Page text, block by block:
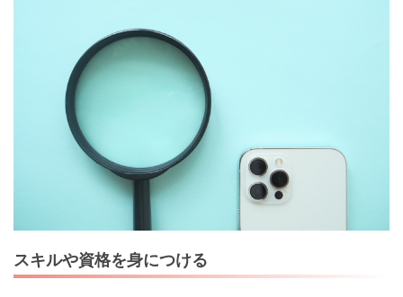
スキルや資格を身につける